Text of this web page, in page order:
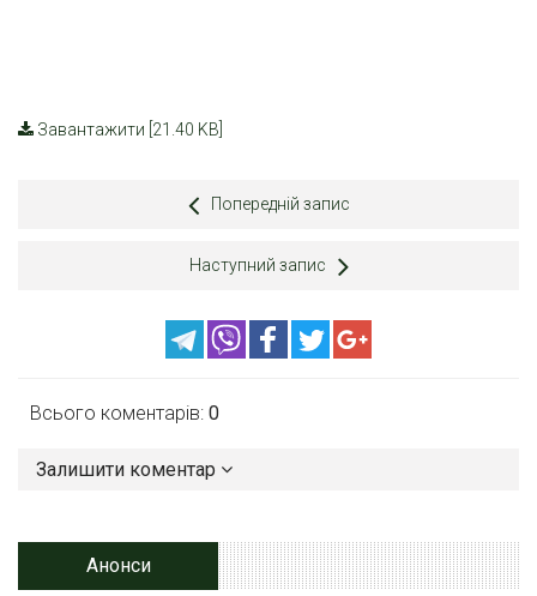
Завантажити [21.40 KB]
Попередній запис
Наступний запис
Всього коментарів: 0
Залишити коментар
Анонси